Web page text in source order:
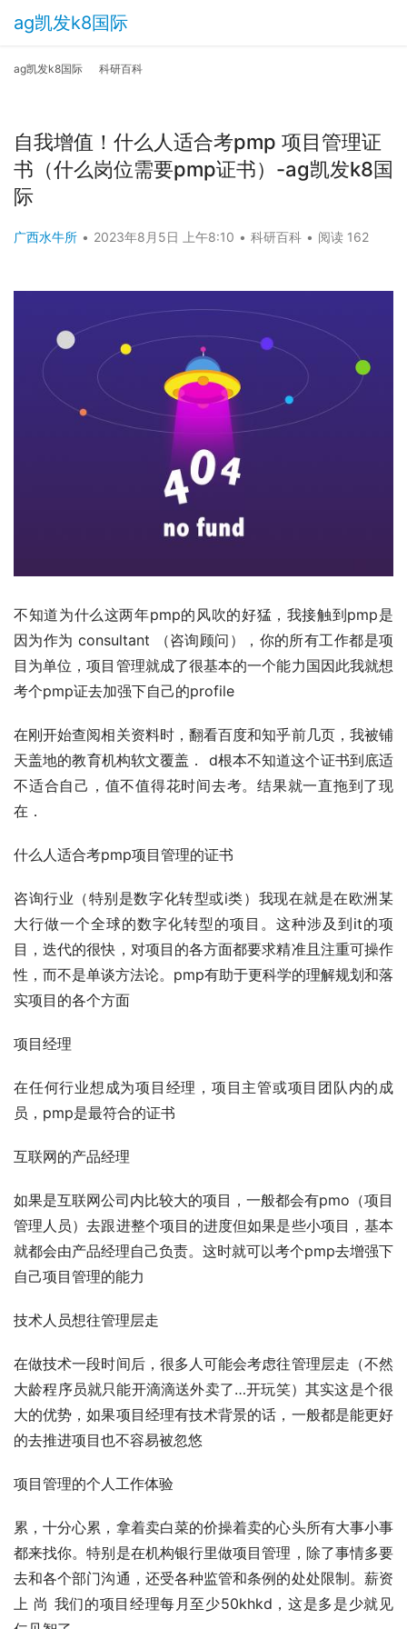
ag凯发k8国际
ag凯发k8国际 科研百科
自我增值！什么人适合考pmp 项目管理证
书（什么岗位需要pmp证书）-ag凯发k8国
际
广西水牛所 • 2023年8月5日 上午8:10 • 科研百科 • 阅读 162
不知道为什么这两年pmp的风吹的好猛，我接触到pmp是
因为作为 consultant （咨询顾问），你的所有工作都是项
目为单位，项目管理就成了很基本的一个能力国因此我就想
考个pmp证去加强下自己的profile
在刚开始查阅相关资料时，翻看百度和知乎前几页，我被铺
天盖地的教育机构软文覆盖． d根本不知道这个证书到底适
不适合自己，值不值得花时间去考。结果就一直拖到了现
在．
什么人适合考pmp项目管理的证书
咨询行业（特别是数字化转型或i类）我现在就是在欧洲某
大行做一个全球的数字化转型的项目。这种涉及到it的项
目，迭代的很快，对项目的各方面都要求精准且注重可操作
性，而不是单谈方法论。pmp有助于更科学的理解规划和落
实项目的各个方面
项目经理
在任何行业想成为项目经理，项目主管或项目团队内的成
员，pmp是最符合的证书
互联网的产品经理
如果是互联网公司内比较大的项目，一般都会有pmo（项目
管理人员）去跟进整个项目的进度但如果是些小项目，基本
就都会由产品经理自己负责。这时就可以考个pmp去增强下
自己项目管理的能力
技术人员想往管理层走
在做技术一段时间后，很多人可能会考虑往管理层走（不然
大龄程序员就只能开滴滴送外卖了…开玩笑）其实这是个很
大的优势，如果项目经理有技术背景的话，一般都是能更好
的去推进项目也不容易被忽悠
项目管理的个人工作体验
累，十分心累，拿着卖白菜的价操着卖的心头所有大事小事
都来找你。特别是在机构银行里做项目管理，除了事情多要
去和各个部门沟通，还受各种监管和条例的处处限制。薪资
上 尚 我们的项目经理每月至少50khkd，这是多是少就见